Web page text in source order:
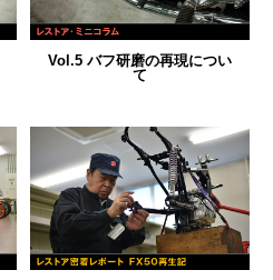
Vol.5 バフ研磨の再現につい
て